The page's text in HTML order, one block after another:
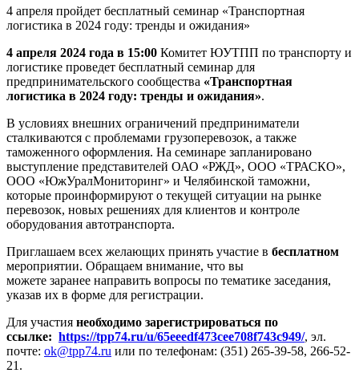
4 апреля пройдет бесплатный семинар «Транспортная
логистика в 2024 году: тренды и ожидания»
4 апреля 2024 года в 15:00 Комитет ЮУТПП по транспорту и
логистике проведет бесплатный семинар для
предпринимательского сообщества «Транспортная
логистика в 2024 году: тренды и ожидания».
В условиях внешних ограничений предприниматели
сталкиваются с проблемами грузоперевозок, а также
таможенного оформления. На семинаре запланировано
выступление представителей ОАО «РЖД», ООО «ТРАСКО»,
ООО «ЮжУралМониторинг» и Челябинской таможни,
которые проинформируют о текущей ситуации на рынке
перевозок, новых решениях для клиентов и контроле
оборудования автотранспорта.
Приглашаем всех желающих принять участие в бесплатном
мероприятии. Обращаем внимание, что вы
можете заранее направить вопросы по тематике заседания,
указав их в форме для регистрации.
Для участия необходимо зарегистрироваться по
ссылке: https://tpp74.ru/u/65eeedf473cee708f743c949/, эл.
почте: ok@tpp74.ru или по телефонам: (351) 265-39-58, 266-52-
21.